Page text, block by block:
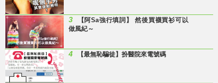
3
【阿Sa強行填詞】 然後買襪買衫可以
做風紀～
4 【最無恥騙徒】扮醫院來電號碼